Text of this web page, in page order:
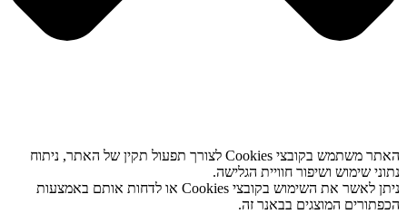
האתר משתמש בקובצי Cookies לצורך תפעול תקין של האתר, ניתוח
נתוני שימוש ושיפור חוויית הגלישה.
ניתן לאשר את השימוש בקובצי Cookies או לדחות אותם באמצעות
הכפתורים המוצגים בבאנר זה.